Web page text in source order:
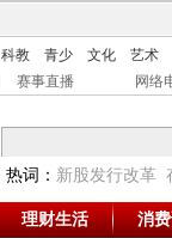
科教 青少 文化
艺术
赛事直播 网络
热词： 新股发行改革
理财生活 消